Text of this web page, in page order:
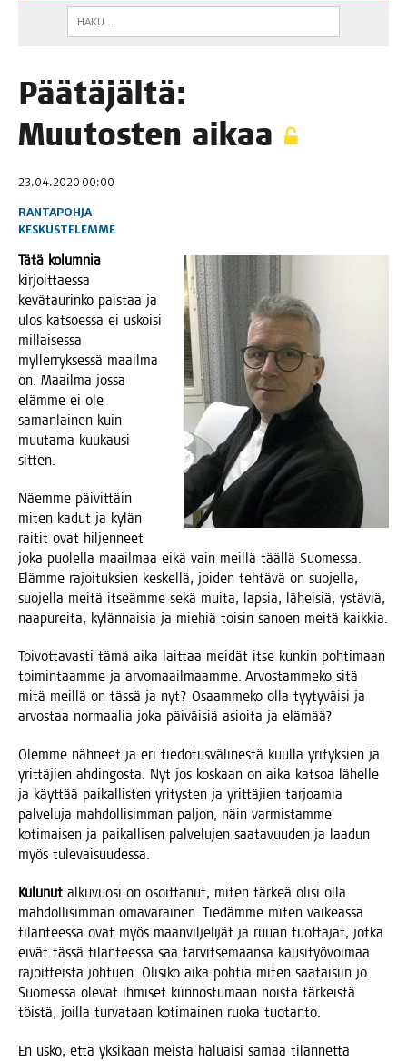
Pää­tä­jäl­tä:
Muu­tos­ten aikaa
23.04.2020 00:00
RANTAPOHJA
KESKUSTELEMME
Tätä kolum­nia
kir­joit­taes­sa
kevä­tau­rin­ko pais­taa ja
ulos kat­soes­sa ei uskoi­si
mil­lai­ses­sa
myl­ler­ryk­ses­sä maa­il­ma
on. Maa­il­ma jos­sa
eläm­me ei ole
saman­lai­nen kuin
muu­ta­ma kuu­kausi
sitten.
Näem­me päi­vit­täin
miten kadut ja kylän
rai­tit ovat hil­jen­neet
joka puo­lel­la maa­il­maa eikä vain meil­lä tääl­lä Suo­mes­sa.
Eläm­me rajoi­tuk­sien kes­kel­lä, joi­den teh­tä­vä on suo­jel­la,
suo­jel­la mei­tä itseäm­me sekä mui­ta, lap­sia, lähei­siä, ystä­viä,
naa­pu­rei­ta, kylän­nai­sia ja mie­hiä toi­sin sanoen mei­tä kaikkia.
Toi­vot­ta­vas­ti tämä aika lait­taa mei­dät itse kun­kin poh­ti­maan
toi­min­taam­me ja arvo­maa­il­maam­me. Arvos­tam­me­ko sitä
mitä meil­lä on täs­sä ja nyt? Osaam­me­ko olla tyy­ty­väi­si ja
arvos­taa nor­maa­lia joka päi­väi­siä asioi­ta ja elämää?
Olem­me näh­neet ja eri tie­do­tus­vä­li­nes­tä kuul­la yri­tyk­sien ja
yrit­tä­jien ahdin­gos­ta. Nyt jos kos­kaan on aika kat­soa lähel­le
ja käyt­tää pai­kal­lis­ten yri­tys­ten ja yrit­tä­jien tar­joa­mia
pal­ve­lu­ja mah­dol­li­sim­man pal­jon, näin var­mis­tam­me
koti­mai­sen ja pai­kal­li­sen pal­ve­lu­jen saa­ta­vuu­den ja laa­dun
myös tulevaisuudessa.
Kulu­nut alku­vuo­si on osoit­ta­nut, miten tär­keä oli­si olla
mah­dol­li­sim­man oma­va­rai­nen. Tie­däm­me miten vai­keas­sa
tilan­tees­sa ovat myös maan­vil­je­li­jät ja ruu­an tuot­ta­jat, jot­ka
eivät täs­sä tilan­tees­sa saa tar­vit­se­maan­sa kausi­työ­voi­maa
rajoit­teis­ta joh­tuen. Oli­si­ko aika poh­tia miten saa­tai­siin jo
Suo­mes­sa ole­vat ihmi­set kiin­nos­tu­maan nois­ta tär­keis­tä
töis­tä, joil­la tur­va­taan koti­mai­nen ruo­ka tuotanto.
En usko, että yksi­kään meis­tä haluai­si samaa tilan­net­ta